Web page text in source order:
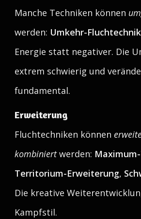
Manche Techniken können
werden: Umkehr-Fluchtechnik
Energie statt negativer. Die
extrem schwierig und
fundamental.
Erweiterung
Fluchtechniken können
kombiniertwerden:
Territorium-Erweiterung,
Die kreative
Kampfstil.